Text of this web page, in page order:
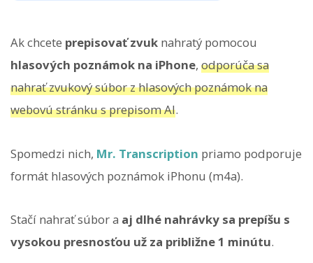
Ak chcete prepisovať zvuk nahratý pomocou
hlasových poznámok na iPhone, odporúča sa
nahrať zvukový súbor z hlasových poznámok na
webovú stránku s prepisom AI.
Spomedzi nich, Mr. Transcription priamo podporuje
formát hlasových poznámok iPhonu (m4a).
Stačí nahrať súbor a aj dlhé nahrávky sa prepíšu s
vysokou presnosťou už za približne 1 minútu.